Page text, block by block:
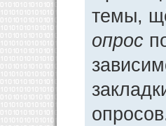
темы,
опрос